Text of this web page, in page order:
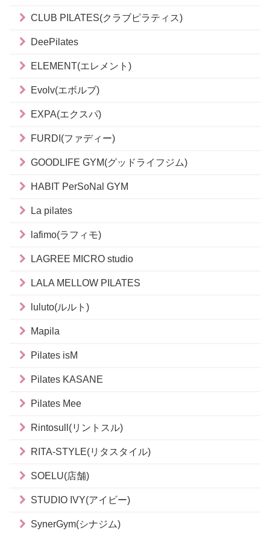
CLUB PILATES(クラブピラティス)
DeePilates
ELEMENT(エレメント)
Evolv(エボルブ)
EXPA(エクスパ)
FURDI(ファディー)
GOODLIFE GYM(グッドライフジム)
HABIT PerSoNal GYM
La pilates
lafimo(ラフィモ)
LAGREE MICRO studio
LALA MELLOW PILATES
luluto(ルルト)
Mapila
Pilates isM
Pilates KASANE
Pilates Mee
Rintosull(リントスル)
RITA-STYLE(リタスタイル)
SOELU(店舗)
STUDIO IVY(アイビー)
SynerGym(シナジム)